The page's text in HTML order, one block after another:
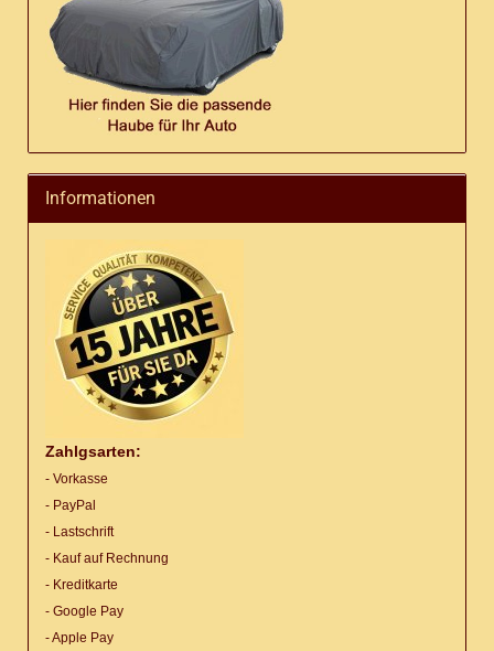
Informationen
Zahlgsarten:
- Vorkasse
- PayPal
- Lastschrift
- Kauf auf Rechnung
- Kreditkarte
- Google Pay
- Apple Pay